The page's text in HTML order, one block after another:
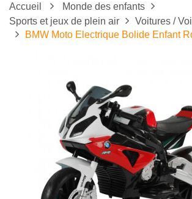
Accueil
Monde des enfants
Sports et jeux de plein air
Voitures /
BMW Moto Electrique Bolide Enfant